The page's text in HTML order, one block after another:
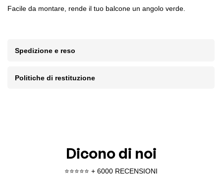
Facile da montare, rende il tuo balcone un angolo verde.
Spedizione e reso
Politiche di restituzione
Dicono di noi
⭐️⭐️⭐️⭐️⭐️ + 6000 RECENSIONI